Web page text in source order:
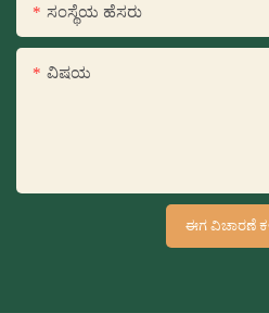
ಸಂಸ್ಥೆಯ ಹೆಸರು
ವಿಷಯ
ಈಗ ವಿಚಾರಣೆ